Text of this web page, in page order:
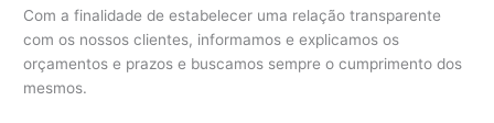
Com a finalidade de estabelecer uma relação transparente
com os nossos clientes, informamos e explicamos os
orçamentos e prazos e buscamos sempre o cumprimento dos
mesmos.